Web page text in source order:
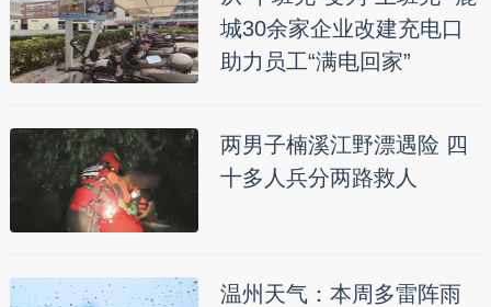
城30余家企业改建充电口
助力员工“满电回家”
两男子楠溪江野漂遇险 四
十多人兵分两路救人
温州天气：本周多雷阵雨